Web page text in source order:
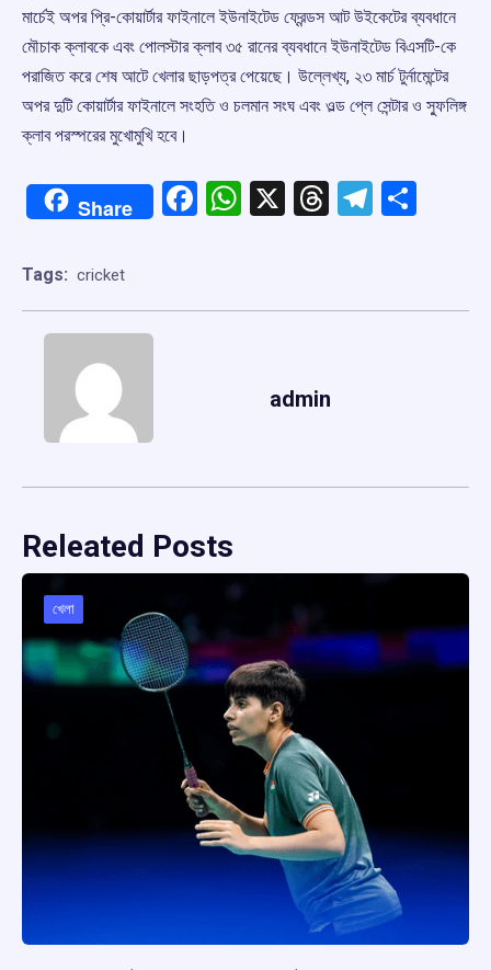
মার্চেই অপর প্রি-কোয়ার্টার ফাইনালে ইউনাইটেড ফ্রেন্ডস আট উইকেটের ব্যবধানে
মৌচাক ক্লাবকে এবং পোলস্টার ক্লাব ৩৫ রানের ব্যবধানে ইউনাইটেড বিএসটি-কে
পরাজিত করে শেষ আটে খেলার ছাড়পত্র পেয়েছে। উল্লেখ্য, ২৩ মার্চ টুর্নামেন্টের
অপর দুটি কোয়ার্টার ফাইনালে সংহতি ও চলমান সংঘ এবং ওল্ড প্লে সেন্টার ও স্ফুলিঙ্গ
ক্লাব পরস্পরের মুখোমুখি হবে।
Share Facebook
WhatsApp
X Threads
Tags: cricket
admin
Releated Posts
খেলা